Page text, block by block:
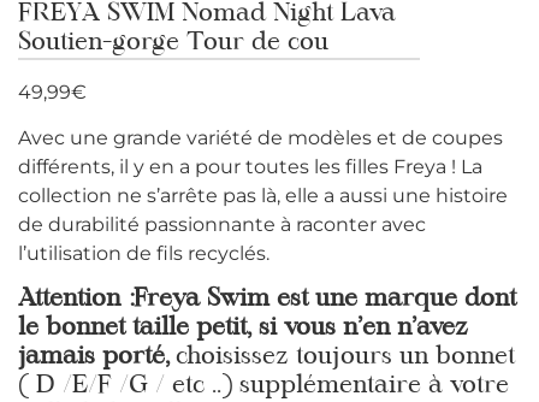
FREYA SWIM Nomad Night Lava
Soutien-gorge Tour de cou
49,99€
Avec une grande variété de modèles et de coupes
différents, il y en a pour toutes les filles Freya ! La
collection ne s’arrête pas là, elle a aussi une histoire
de durabilité passionnante à raconter avec
l’utilisation de fils recyclés.
Attention :Freya Swim est une marque dont
le bonnet taille petit, si vous n’en n’avez
jamais porté, choisissez toujours un bonnet
( D /E/F /G / etc ..) supplémentaire à votre